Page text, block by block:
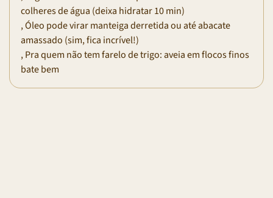
colheres de água (deixa hidratar 10 min)
, Óleo pode virar manteiga derretida ou até abacate
amassado (sim, fica incrível!)
, Pra quem não tem farelo de trigo: aveia em flocos finos
bate bem